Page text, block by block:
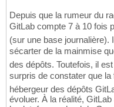
Depuis que la rumeur du
GitLab compte 7 à 10 fois
(sur une base journalière).
sécarter de la mainmise
des dépôts. Toutefois, il
surpris de constater que la
hébergeur des dépôts
évoluer. À la réalité,